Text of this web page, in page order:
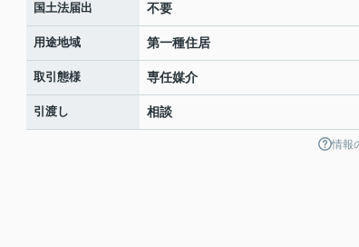
国土法届出 不要
用途地域 第一種住居
取引態様 専任媒介
引渡し 相談
情報